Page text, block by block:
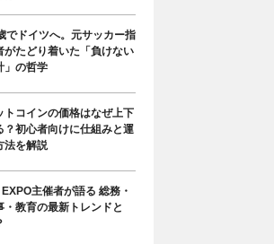
でドイツへ。元サッカー指
がたどり着いた「負けない
」の哲学
トコインの価格はなぜ上下
？初心者向けに仕組みと運
法を解説
EXPO主催者が語る 総務・
・教育の最新トレンドと